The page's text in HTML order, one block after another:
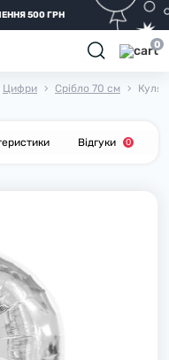
500 ГРН
0
Цифри Срібло 70 см Куля
Відгуки 0